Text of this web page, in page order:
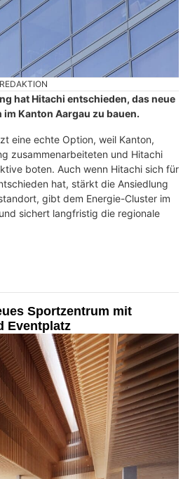
hat Hitachi entschieden, das neue
Kanton Aargau zu bauen.
eine echte Option, weil Kanton,
zusammenarbeiteten und Hitachi
boten. Auch wenn Hitachi sich für
hat, stärkt die Ansiedlung
gibt dem Energie-Cluster im
sichert langfristig die regionale
Sportzentrum mit
Eventplatz